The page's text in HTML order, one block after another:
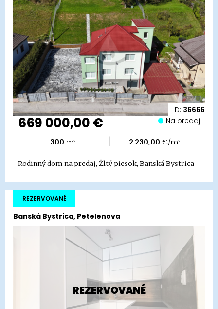
ID: 36666
669 000,00 € Na predaj
300 m² | 2 230,00 €/m²
Rodinný dom na predaj, Žltý piesok, Banská Bystrica
REZERVOVANÉ
Banská Bystrica, Petelenova
REZERVOVANÉ